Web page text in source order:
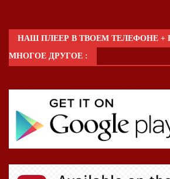
НАШ ПЛЕЕР В ТВОЕМ ТЕЛЕФОНЕ +
МНОГОЕ ДРУГОЕ :